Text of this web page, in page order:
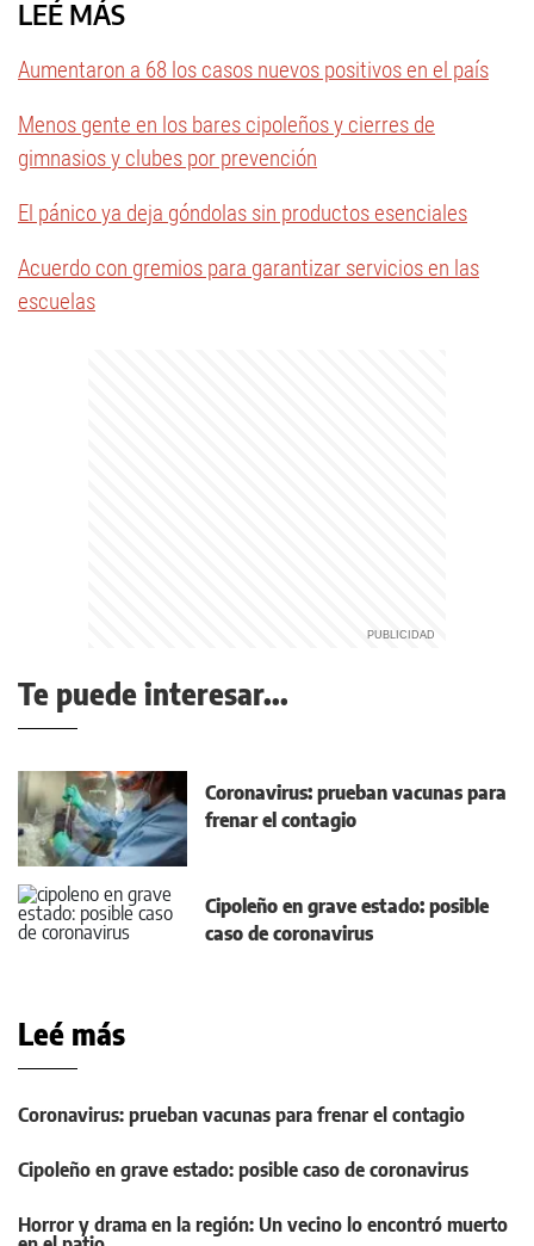
LEÉ MÁS
Aumentaron a 68 los casos nuevos positivos en el país
Menos gente en los bares cipoleños y cierres de
gimnasios y clubes por prevención
El pánico ya deja góndolas sin productos esenciales
Acuerdo con gremios para garantizar servicios en las
escuelas
Te puede interesar...
Coronavirus: prueban vacunas para
frenar el contagio
Cipoleño en grave estado: posible
caso de coronavirus
Leé más
Coronavirus: prueban vacunas para frenar el contagio
Cipoleño en grave estado: posible caso de coronavirus
Horror y drama en la región: Un vecino lo encontró muerto